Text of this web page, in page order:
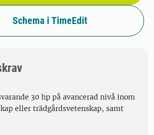
Schema i TimeEdit
30 hp på avancerad nivå inom
eller trädgårdsvetenskap, samt